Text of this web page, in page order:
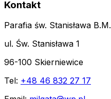
Kontakt
Parafia św. Stanisława B.M.
ul. Św. Stanisława 1
96-100 Skierniewice
Tel: +48 46 832 27 17